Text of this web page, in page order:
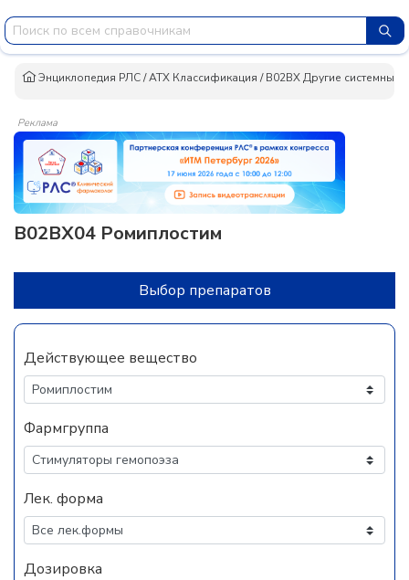
Энциклопедия РЛС/АТХ Классификация /B02BX Другие системные
Реклама
B02BX04 Ромиплостим
Выбор препаратов
Действующее вещество
Фармгруппа
Лек. форма
Дозировка